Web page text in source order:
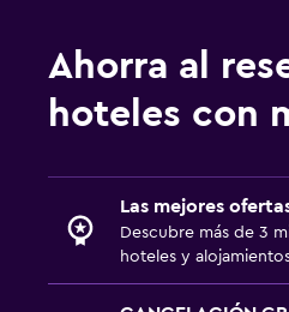
Ahorra al
hoteles con
Las mejores
Descubre más de 3
hoteles y